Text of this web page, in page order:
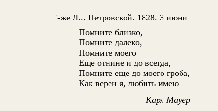
Г-же Л... Петровской. 1828. 3 июни
Помните близко,
Помните далеко,
Помните моего
Еще отнине и до всегда,
Помните еще до моего гроба,
Как верен я, любить имею
Карл Мауер